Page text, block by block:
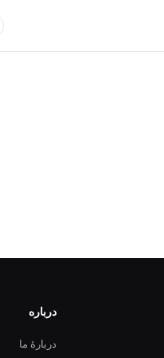
درباره
دربارهٔ ما